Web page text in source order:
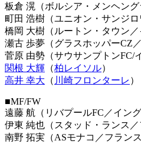
板倉 滉（ボルシア・メンヘング
町田 浩樹（ユニオン・サンジロ
橋岡 大樹（ルートン・タウン／
瀬古 歩夢（グラスホッパーCZ／
菅原 由勢（サウサンプトンFC/
関根 大輝 （柏レイソル）
高井 幸大 （ 川崎フロンターレ ）
■MF/FW
遠藤 航（リバプールFC／イング
伊東 純也（スタッド・ランス／
南野 拓実（ASモナコ／フランス